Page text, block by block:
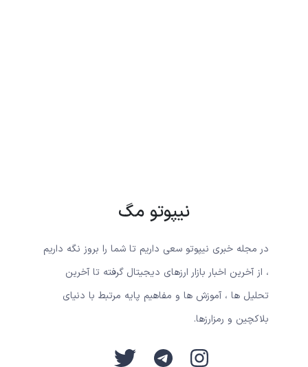
نیپوتو مگ
در مجله خبری نیپوتو سعی داریم تا شما را بروز نگه داریم
، از آخرین اخبار بازار ارزهای دیجیتال گرفته تا آخرین
تحلیل ها ، آموزش ها و مفاهیم پایه مرتبط با دنیای
بلاکچین و رمزارزها.